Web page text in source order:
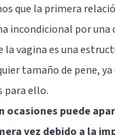
que la primera
incondicional por una
la vagina es una
tamaño de pene,
para ello.
ocasiones puede
vez debido a la